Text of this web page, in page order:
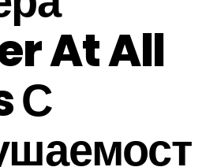
At All
С